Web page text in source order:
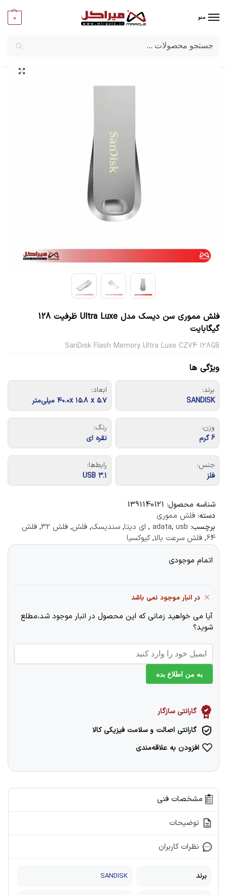
منو 0
میراکل/کامپیوتر/قطعات جانبی
فلش مموری سن دیسک مدل Ultra Luxe ظرفیت 128
گیگابایت
SanDisk Flash Memory Ultra Luxe CZ74 128GB
ویژگی ها
برند:
SANDISK
ابعاد:
۴۰.۰x ۱۵.۸ x ۵.۷ میلی‌متر
وزن:
6 گرم
رنگ:
نقره ای
جنس:
فلز
رابط‌ها:
USB ۳.۱
شناسه محصول: 1391140121
دسته: فلش مموری
برچسب:
adata, usb
, ای دیتا, سندیسک, فلش, فلش 32 , فلش
64
, فلش سرعت بالا,کیوکسیا
اتمام موجودی
در انبار موجود نمی باشد
آیا می خواهید زمانی که این محصول در انبار موجود شد،مطلع
شوید؟
به من اطلاع بده
گارانتی سازگار
گارانتی اصالت و سلامت فیزیکی کالا
افزودن به علاقه‌مندی
مشخصات فنی
توضیحات
نظرات کاربران
برند SANDISK